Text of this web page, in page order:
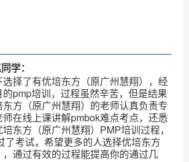
学：
择了有优培东方（原广州慧翔），经
pmp培训，过程虽然辛苦，但是结果
方（原广州慧翔）的老师认真负责专
在线上课讲解pmbok难点考点，还悉
东方（原广州慧翔）PMP培训过程，
了考试，希望更多的人选择优培东方
，通过有效的过程能提高你的通过几